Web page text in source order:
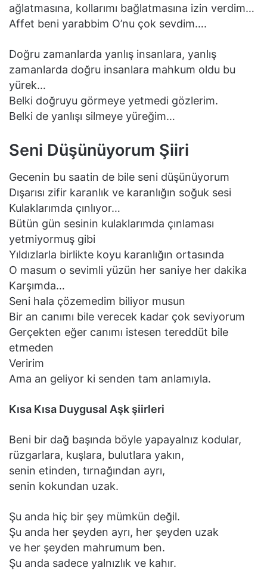
ağlatmasına, kollarımı bağlatmasına izin verdim…
Affet beni yarabbim O’nu çok sevdim….
Doğru zamanlarda yanlış insanlara, yanlış
zamanlarda doğru insanlara mahkum oldu bu
yürek…
Belki doğruyu görmeye yetmedi gözlerim.
Belki de yanlışı silmeye yüreğim…
Seni Düşünüyorum Şiiri
Gecenin bu saatin de bile seni düşünüyorum
Dışarısı zifir karanlık ve karanlığın soğuk sesi
Kulaklarımda çınlıyor…
Bütün gün sesinin kulaklarımda çınlaması
yetmiyormuş gibi
Yıldızlarla birlikte koyu karanlığın ortasında
O masum o sevimli yüzün her saniye her dakika
Karşımda…
Seni hala çözemedim biliyor musun
Bir an canımı bile verecek kadar çok seviyorum
Gerçekten eğer canımı istesen tereddüt bile
etmeden
Veririm
Ama an geliyor ki senden tam anlamıyla.
Kısa Kısa Duygusal Aşk şiirleri
Beni bir dağ başında böyle yapayalnız kodular,
rüzgarlara, kuşlara, bulutlara yakın,
senin etinden, tırnağından ayrı,
senin kokundan uzak.
Şu anda hiç bir şey mümkün değil.
Şu anda her şeyden ayrı, her şeyden uzak
ve her şeyden mahrumum ben.
Şu anda sadece yalnızlık ve kahır.